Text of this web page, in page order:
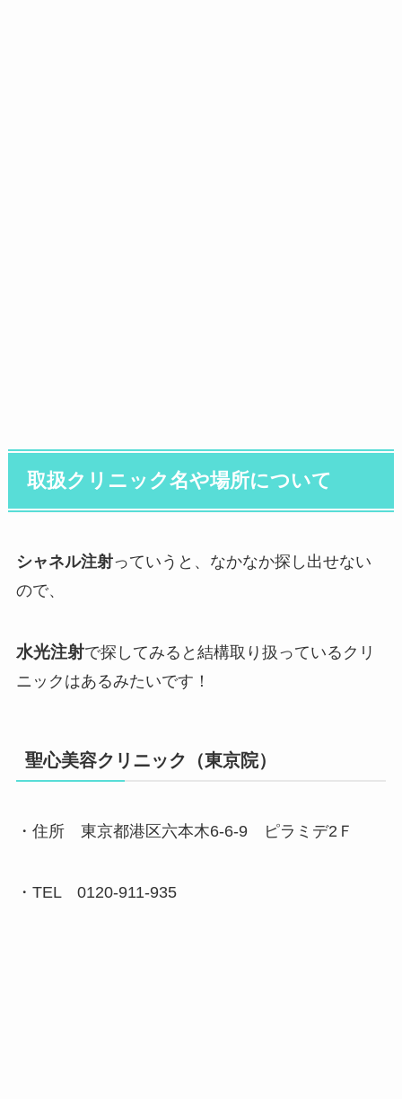
取扱クリニック名や場所について
シャネル注射っていうと、なかなか探し出せない
ので、
水光注射で探してみると結構取り扱っているクリ
ニックはあるみたいです！
聖心美容クリニック（東京院）
・住所 東京都港区六本木6-6-9 ピラミデ2Ｆ
・TEL 0120-911-935